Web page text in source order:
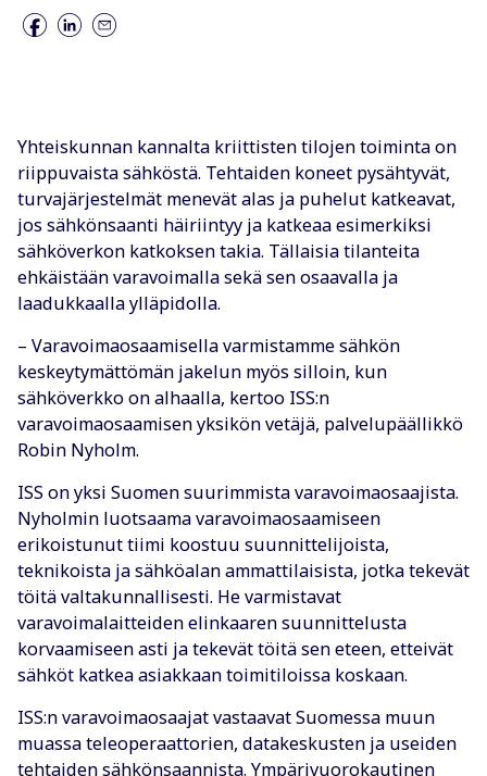
Yhteiskunnan kannalta kriittisten tilojen toiminta on
riippuvaista sähköstä. Tehtaiden koneet pysähtyvät,
turvajärjestelmät menevät alas ja puhelut katkeavat,
jos sähkönsaanti häiriintyy ja katkeaa esimerkiksi
sähköverkon katkoksen takia. Tällaisia tilanteita
ehkäistään varavoimalla sekä sen osaavalla ja
laadukkaalla ylläpidolla.
– Varavoimaosaamisella varmistamme sähkön
keskeytymättömän jakelun myös silloin, kun
sähköverkko on alhaalla, kertoo ISS:n
varavoimaosaamisen yksikön vetäjä, palvelupäällikkö
Robin Nyholm.
ISS on yksi Suomen suurimmista varavoimaosaajista.
Nyholmin luotsaama varavoimaosaamiseen
erikoistunut tiimi koostuu suunnittelijoista,
teknikoista ja sähköalan ammattilaisista, jotka tekevät
töitä valtakunnallisesti. He varmistavat
varavoimalaitteiden elinkaaren suunnittelusta
korvaamiseen asti ja tekevät töitä sen eteen, etteivät
sähköt katkea asiakkaan toimitiloissa koskaan.
ISS:n varavoimaosaajat vastaavat Suomessa muun
muassa teleoperaattorien, datakeskusten ja useiden
tehtaiden sähkönsaannista. Ympärivuorokautinen